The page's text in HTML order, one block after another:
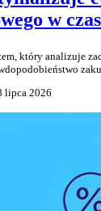
w
który analizuje
lipca 2026